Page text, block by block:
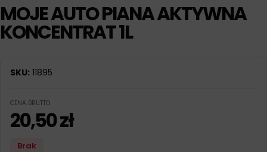
MOJE AUTO PIANA AKTYWNA
KONCENTRAT 1L
SKU: 11895
CENA BRUTTO
20,50zł
Brak